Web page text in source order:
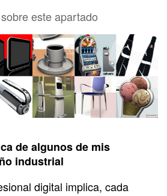
apartado
este apartado
de algunos de mis
industrial
digital implica, cada